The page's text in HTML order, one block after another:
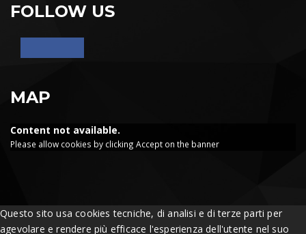
FOLLOW US
MAP
Content not available.
Please allow cookies by clicking Accept on the banner
Questo sito usa cookies tecniche, di analisi e di terze parti per
agevolare e rendere più efficace l'esperienza dell'utente nel suo